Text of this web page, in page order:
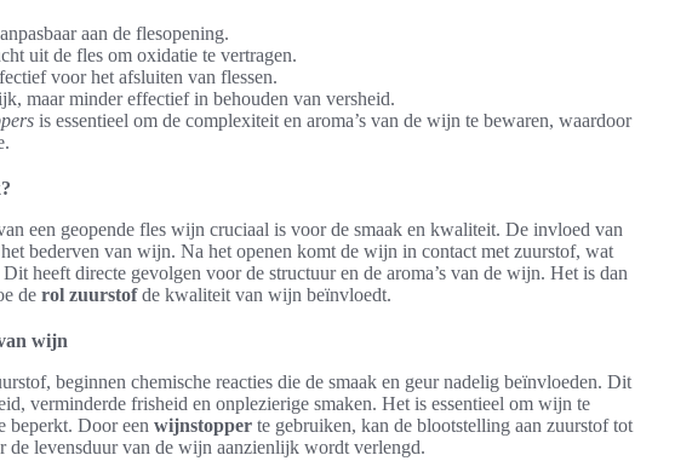
aan de flesopening.
uit de fles om oxidatie te vertragen.
voor het afsluiten van flessen.
maar minder effectief in behouden van versheid.
is essentieel om de complexiteit en aroma’s van de wijn te bewaren, waardoor
een geopende fles wijn cruciaal is voor de smaak en kwaliteit. De invloed van
bederven van wijn. Na het openen komt de wijn in contact met zuurstof, wat
heeft directe gevolgen voor de structuur en de aroma’s van de wijn. Het is dan
de rol zuurstofde kwaliteit van wijn beïnvloedt.
wijn
beginnen chemische reacties die de smaak en geur nadelig beïnvloeden. Dit
verminderde frisheid en onplezierige smaken. Het is essentieel om wijn te
beperkt. Door een wijnstopper te gebruiken, kan de blootstelling aan zuurstof tot
de levensduur van de wijn aanzienlijk wordt verlengd.